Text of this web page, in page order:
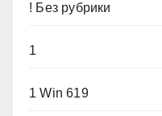
! Без рубрики
1
1 Win 619